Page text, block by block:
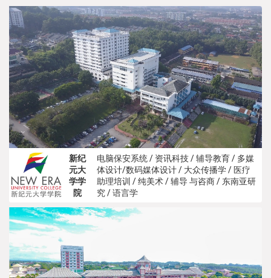
新纪
元大
学学
院
电脑保安系统 / 资讯科技 / 辅导教育 / 多媒
体设计/数码媒体设计 / 大众传播学 / 医疗
助理培训 / 纯美术 / 辅导 与咨商 / 东南亚研
究 / 语言学